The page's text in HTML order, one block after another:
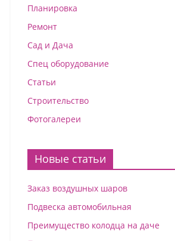
Планировка
Ремонт
Сад и Дача
Спец оборудование
Статьи
Строительство
Фотогалереи
Новые статьи
Заказ воздушных шаров
Подвеска автомобильная
Преимущество колодца на даче